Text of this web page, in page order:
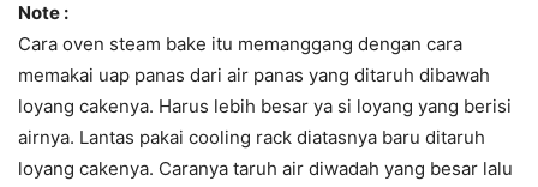
Note :
Cara oven steam bake itu memanggang dengan cara
memakai uap panas dari air panas yang ditaruh dibawah
loyang cakenya. Harus lebih besar ya si loyang yang berisi
airnya. Lantas pakai cooling rack diatasnya baru ditaruh
loyang cakenya. Caranya taruh air diwadah yang besar lalu